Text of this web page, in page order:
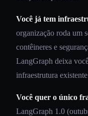
Você já tem
organização roda um
contêineres e
LangGraph deixa
infraestrutura
Você quer o único
LangGraph 1.0